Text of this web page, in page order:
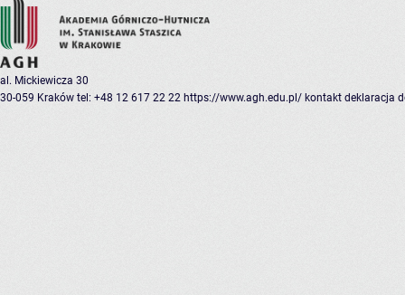
al. Mickiewicza 30
30-059 Kraków tel: +48 12 617 22 22 https://www.agh.edu.pl/ kontakt deklaracja